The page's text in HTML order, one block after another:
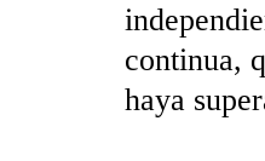
continua,
haya